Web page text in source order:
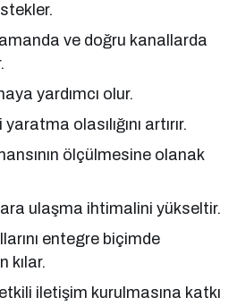
ve doğru kanallarda
yardımcı olur.
olasılığını artırır.
ölçülmesine olanak
ulaşma ihtimalini yükseltir.
entegre biçimde
kılar.
iletişim kurulmasına katkı